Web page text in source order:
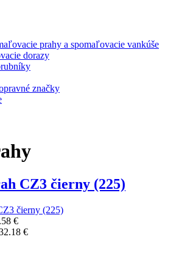
prahy a spomaľovacie vankúše
dorazy
značky
CZ3 čierny (225)
€
€